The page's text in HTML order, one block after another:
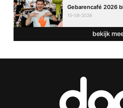
Gebarencafé 2026
15-08-2026
bekijk